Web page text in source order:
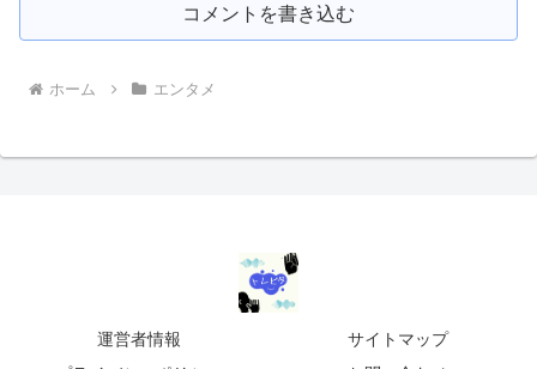
コメントを書き込む
ホーム エンタメ
運営者情報
サイトマップ